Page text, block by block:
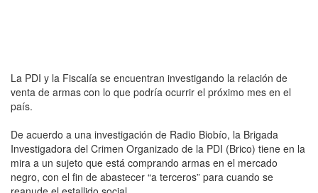
La PDI y la Fiscalía se encuentran investigando la relación de
venta de armas con lo que podría ocurrir el próximo mes en el
país.
De acuerdo a una investigación de Radio Biobío, la Brigada
Investigadora del Crimen Organizado de la PDI (Brico) tiene en la
mira a un sujeto que está comprando armas en el mercado
negro, con el fin de abastecer “a terceros” para cuando se